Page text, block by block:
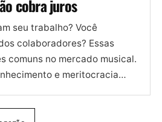
cobra juros
seu trabalho? Você
colaboradores? Essas
comuns no mercado musical.
e meritocracia